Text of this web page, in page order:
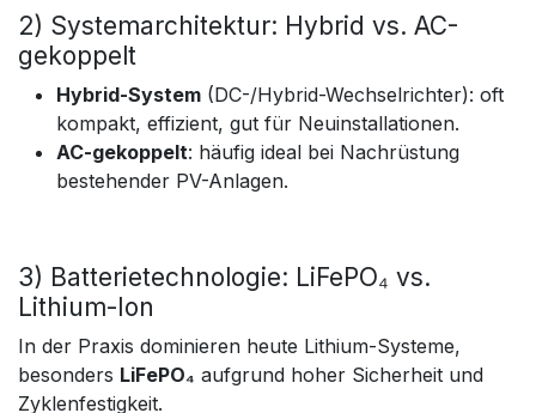
2) Systemarchitektur: Hybrid vs. AC-
gekoppelt
Hybrid-System (DC-/Hybrid-Wechselrichter): oft
kompakt, effizient, gut für Neuinstallationen.
AC-gekoppelt: häufig ideal bei Nachrüstung
bestehender PV-Anlagen.
3) Batterietechnologie: LiFePO₄ vs.
Lithium-Ion
In der Praxis dominieren heute Lithium-Systeme,
besonders LiFePO₄ aufgrund hoher Sicherheit und
Zyklenfestigkeit.